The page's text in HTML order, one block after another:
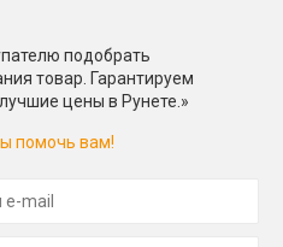
подобрать
товар. Гарантируем
цены в Рунете.»
помочь вам!